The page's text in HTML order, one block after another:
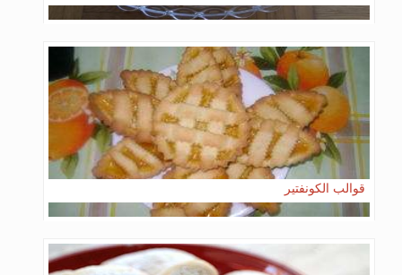
قوالب الكونفتير